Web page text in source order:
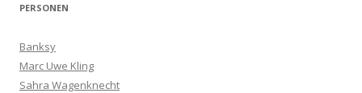
PERSONEN
Banksy
Marc Uwe Kling
Sahra Wagenknecht